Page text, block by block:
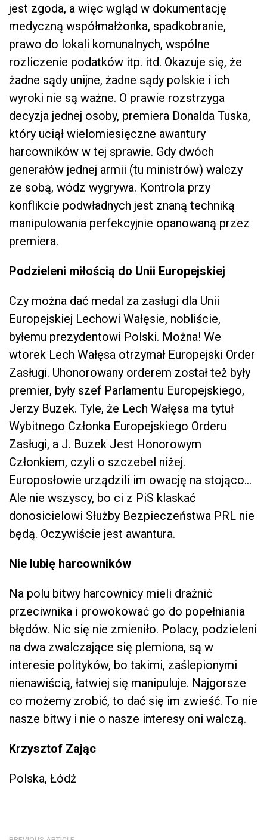
jest zgoda, a więc wgląd w dokumentację
medyczną współmałżonka, spadkobranie,
prawo do lokali komunalnych, wspólne
rozliczenie podatków itp. itd. Okazuje się, że
żadne sądy unijne, żadne sądy polskie i ich
wyroki nie są ważne. O prawie rozstrzyga
decyzja jednej osoby, premiera Donalda Tuska,
który uciął wielomiesięczne awantury
harcowników w tej sprawie. Gdy dwóch
generałów jednej armii (tu ministrów) walczy
ze sobą, wódz wygrywa. Kontrola przy
konflikcie podwładnych jest znaną techniką
manipulowania perfekcyjnie opanowaną przez
premiera.
Podzieleni miłością do Unii Europejskiej
Czy można dać medal za zasługi dla Unii
Europejskiej Lechowi Wałęsie, nobliście,
byłemu prezydentowi Polski. Można! We
wtorek Lech Wałęsa otrzymał Europejski Order
Zasługi. Uhonorowany orderem został też były
premier, były szef Parlamentu Europejskiego,
Jerzy Buzek. Tyle, że Lech Wałęsa ma tytuł
Wybitnego Członka Europejskiego Orderu
Zasługi, a J. Buzek Jest Honorowym
Członkiem, czyli o szczebel niżej.
Europosłowie urządzili im owację na stojąco…
Ale nie wszyscy, bo ci z PiS klaskać
donosicielowi Służby Bezpieczeństwa PRL nie
będą. Oczywiście jest awantura.
Nie lubię harcowników
Na polu bitwy harcownicy mieli drażnić
przeciwnika i prowokować go do popełniania
błędów. Nic się nie zmieniło. Polacy, podzieleni
na dwa zwalczające się plemiona, są w
interesie polityków, bo takimi, zaślepionymi
nienawiścią, łatwiej się manipuluje. Najgorsze
co możemy zrobić, to dać się im zwieść. To nie
nasze bitwy i nie o nasze interesy oni walczą.
Krzysztof Zając
Polska, Łódź